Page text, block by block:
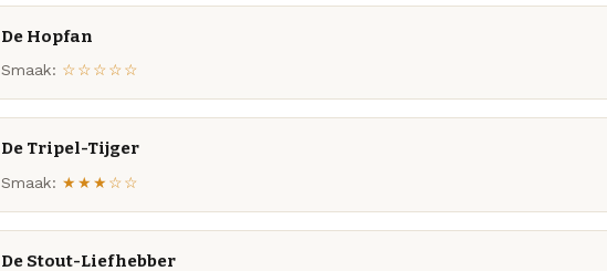
De Hopfan
Smaak: ☆☆☆☆☆
De Tripel-Tijger
Smaak: ★★★☆☆
De Stout-Liefhebber